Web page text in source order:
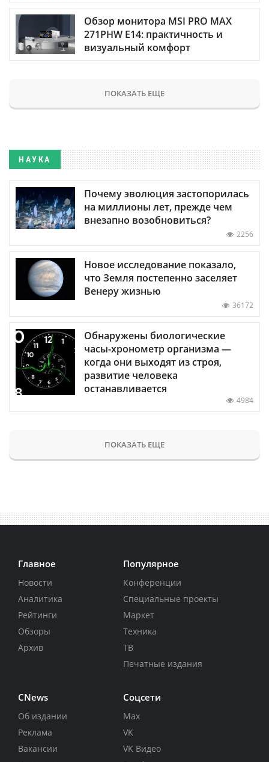
Обзор монитора MSI PRO MAX
271PHW E14: практичность и
визуальный комфорт
ПОКАЗАТЬ ЕЩЕ
НАУКА
Почему эволюция застопорилась
на миллионы лет, прежде чем
внезапно возобновиться?
2256
Новое исследование показало,
что Земля постепенно заселяет
Венеру жизнью
36172
Обнаружены биологические
часы-хронометр организма —
когда они выходят из строя,
развитие человека
останавливается
4984
ПОКАЗАТЬ ЕЩЕ
Главное
Новости
Аналитика
Рейтинги
Обзоры
Архив
Популярное
Конференции
Специальные проекты
Маркет
Техника
ТВ
Печатные издания
CNews
Об издании
Реклама
Вакансии
Соцсети
Max
VK
VK Видео